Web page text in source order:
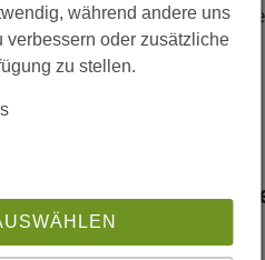
GB-
Buckinghamshire
Andere
europäische
Links
während andere uns
verbessern oder zusätzliche
zu stellen.